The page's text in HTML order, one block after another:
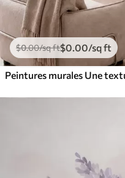
$0.00/sq ft$0.00/sq ft